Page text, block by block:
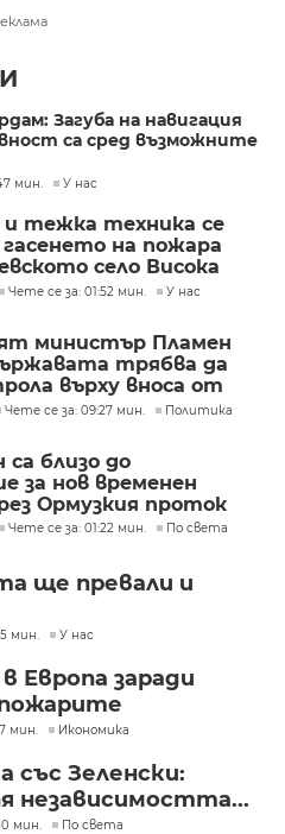
Загуба на навигация
са сред възможните
мин. У нас
и тежка техника се
на пожара
село Висока
Чете се за: 01:52 мин. У нас
министър Пламен
трябва да
върху вноса от
Чете се за: 09:27 мин. Политика
близо до
за нов временен
Ормузкия проток
Чете се за: 01:22 мин. По света
ще превали и
мин. У нас
Европа заради
мин. Икономика
със Зеленски:
независимостта...
мин. По света